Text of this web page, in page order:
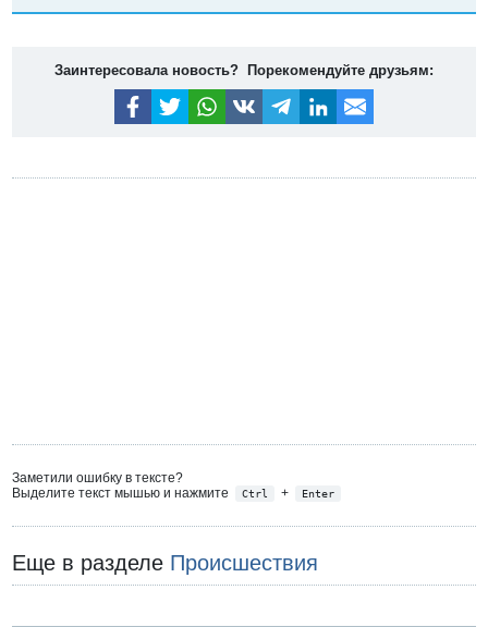
Заинтересовала новость? Порекомендуйте друзьям:
Заметили ошибку в тексте?
Выделите текст мышью и нажмите
Ctrl + Enter
Еще в разделе Происшествия